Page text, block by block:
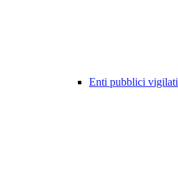
Enti pubblici vigilati